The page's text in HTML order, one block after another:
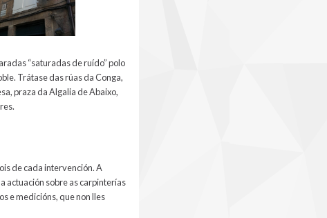
“saturadas de ruído” polo
Trátase das rúas da Conga,
praza da Algalia de Abaixo,
de cada intervención. A
actuación sobre as carpinterías
e medicións, que non lles